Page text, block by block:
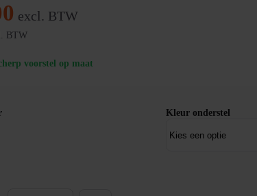
excl. BTW
BTW
voorstel op maat
Kleur onderstel